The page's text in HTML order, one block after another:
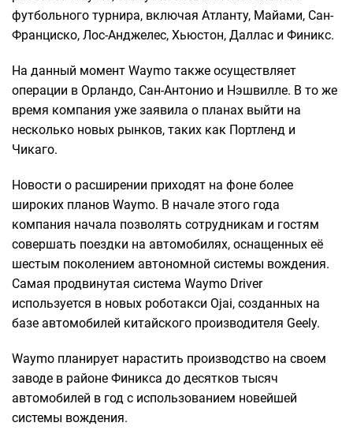
футбольного турнира, включая Атланту, Майами, Сан-
Франциско, Лос-Анджелес, Хьюстон, Даллас и Финикс.
На данный момент Waymo также осуществляет
операции в Орландо, Сан-Антонио и Нэшвилле. В то же
время компания уже заявила о планах выйти на
несколько новых рынков, таких как Портленд и
Чикаго.
Новости о расширении приходят на фоне более
широких планов Waymo. В начале этого года
компания начала позволять сотрудникам и гостям
совершать поездки на автомобилях, оснащенных её
шестым поколением автономной системы вождения.
Самая продвинутая система Waymo Driver
используется в новых роботакси Ojai, созданных на
базе автомобилей китайского производителя Geely.
Waymo планирует нарастить производство на своем
заводе в районе Финикса до десятков тысяч
автомобилей в год с использованием новейшей
системы вождения.